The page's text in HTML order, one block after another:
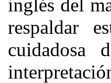
inglés del
respaldar
cuidadosa